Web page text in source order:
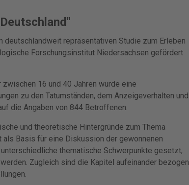
repräsentativen Studie zum Erleben
Forschungsinstitut Niedersachsen gefördert
16 und 40 Jahren wurde eine
zu den Tatumständen, dem Anzeigeverhalten und
die Angaben von 844 Betroffenen.
und theoretische Hintergründe zum Thema
Basis für eine Diskussion der gewonnenen
thematische Schwerpunkte gesetzt,
Zugleich sind die Kapitel aufeinander bezogen